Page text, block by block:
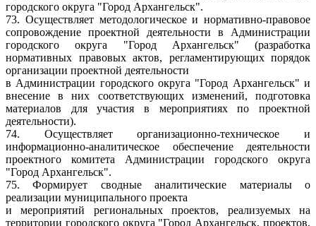
городского округа "Город Архангельск".
73. Осуществляет методологическое и нормативно-правовое
сопровождение проектной деятельности в Администрации
городского округа "Город Архангельск" (разработка
нормативных правовых актов, регламентирующих порядок
организации проектной деятельности
в Администрации городского округа "Город Архангельск" и
внесение в них соответствующих изменений, подготовка
материалов для участия в мероприятиях по проектной
деятельности).
74. Осуществляет организационно-техническое и
информационно-аналитическое обеспечение деятельности
проектного комитета Администрации городского округа
"Город Архангельск".
75. Формирует сводные аналитические материалы о
реализации муниципального проекта
и мероприятий региональных проектов, реализуемых на
территории городского округа "Город Архангельск, проектов,